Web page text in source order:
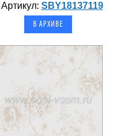
Артикул: SBY18137119
В АРХИВЕ